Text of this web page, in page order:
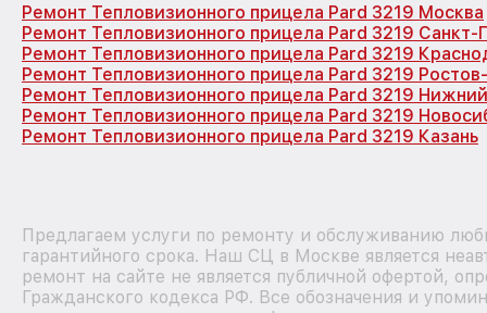
Ремонт Тепловизионного прицела Pard 3219 Москва
Ремонт Тепловизионного прицела Pard 3219 Санкт-
Ремонт Тепловизионного прицела Pard 3219
Ремонт Тепловизионного прицела Pard 3219
Ремонт Тепловизионного прицела Pard 3219
Ремонт Тепловизионного прицела Pard 3219
Ремонт Тепловизионного прицела Pard 3219 Казань
Предлагаем услуги по ремонту и обслуживанию
гарантийного срока. Наш СЦ в Москве является
ремонт на сайте не является публичной офертой,
Гражданского кодекса РФ. Все обозначения и